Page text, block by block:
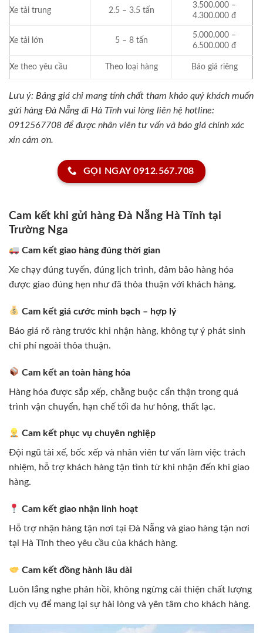
Xe tải trung 2.5 – 3.5 tấn
3.500.000 –
4.300.000 đ
Xe tải lớn 5 – 8 tấn
5.000.000 –
6.500.000 đ
Xe theo yêu cầu Theo loại hàng Báo giá riêng
Lưu ý: Bảng giá chỉ mang tính chất tham khảo quý khách muốn
gửi hàng Đà Nẵng đi Hà Tĩnh vui lòng liên hệ hotline:
0912567708 để được nhân viên tư vấn và báo giá chính xác
xin cảm ơn.
GỌI NGAY 0912.567.708
Cam kết khi gửi hàng Đà Nẵng Hà Tĩnh tại
Trường Nga
Cam kết giao hàng đúng thời gian
Xe chạy đúng tuyến, đúng lịch trình, đảm bảo hàng hóa
được giao đúng hẹn như đã thỏa thuận với khách hàng.
Cam kết giá cước minh bạch – hợp lý
Báo giá rõ ràng trước khi nhận hàng, không tự ý phát sinh
chi phí ngoài thỏa thuận.
Cam kết an toàn hàng hóa
Hàng hóa được sắp xếp, chằng buộc cẩn thận trong quá
trình vận chuyển, hạn chế tối đa hư hỏng, thất lạc.
Cam kết phục vụ chuyên nghiệp
Đội ngũ tài xế, bốc xếp và nhân viên tư vấn làm việc trách
nhiệm, hỗ trợ khách hàng tận tình từ khi nhận đến khi giao
hàng.
Cam kết giao nhận linh hoạt
Hỗ trợ nhận hàng tận nơi tại Đà Nẵng và giao hàng tận nơi
tại Hà Tĩnh theo yêu cầu của khách hàng.
Cam kết đồng hành lâu dài
Luôn lắng nghe phản hồi, không ngừng cải thiện chất lượng
dịch vụ để mang lại sự hài lòng và yên tâm cho khách hàng.